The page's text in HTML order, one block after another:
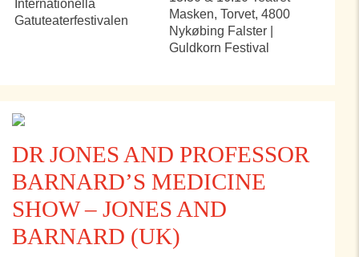
Internationella
Gatuteaterfestivalen
Masken, Torvet, 4800
Nykøbing Falster |
Guldkorn Festival
DR JONES AND PROFESSOR
BARNARD’S MEDICINE
SHOW – JONES AND
BARNARD (UK)